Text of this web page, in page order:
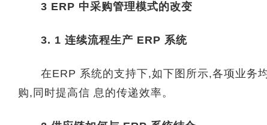
3 ERP 中采购管理模式的改变
3. 1 连续流程生产 ERP 系统
在ERP 系统的支持下,如下图所示,各项业务均
购,同时提高信 息的传递效率。